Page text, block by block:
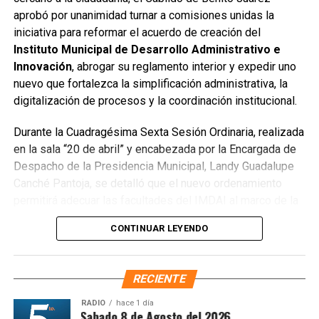
público utilizado como basurero clandestino, del cual se
han retirado aproximadamente 150 toneladas de
escombros, cacharros y desechos vegetales. Se estima
que el saneamiento concluirá en dos días.
Finalmente, las Unidades Verdes de SIRESOL Cancún
convertirse en punto de disposición ilegal de basura. El
Ayuntamiento exhortó a la ciudadanía a reportar estas
prácticas y sumarse al esfuerzo colectivo para mantener
un Cancún limpio y con prosperidad compartida.
Fuente: 5to Poder Agencia de Noticias
aprobó por unanimidad turnar a comisiones unidas la
iniciativa para reformar el acuerdo de creación del
Instituto Municipal de Desarrollo Administrativo e
Innovación, abrogar su reglamento interior y expedir uno
nuevo que fortalezca la simplificación administrativa, la
digitalización de procesos y la coordinación institucional.
Durante la Cuadragésima Sexta Sesión Ordinaria, realizada
en la sala “20 de abril” y encabezada por la Encargada de
Despacho de la Presidencia Municipal, Landy Guadalupe
Canché Pantoja, se detalló que el nuevo ordenamiento
Ley Nacional para Eliminar Trámites Burocráticos
mediante la instauración de la Autoridad Municipal de
Simplificación y Digitalización. Con ello, se busca agilizar
trámites, reducir cargas administrativas y mejorar la
CONTINUAR LEYENDO
RECIENTE
RADIO hace 1 día